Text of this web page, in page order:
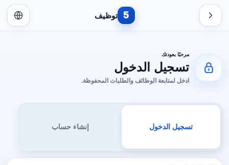
5 توظيف
مرحبًا بعودتك
تسجيل الدخول
ادخل لمتابعة الوظائف والطلبات المحفوظة.
تسجيل الدخول إنشاء حساب